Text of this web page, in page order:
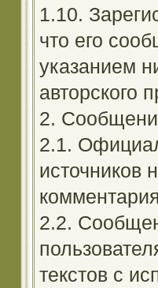
1.10.
что его
указанием
авторского
2.
2.1.
источников
2.2.
текстов с